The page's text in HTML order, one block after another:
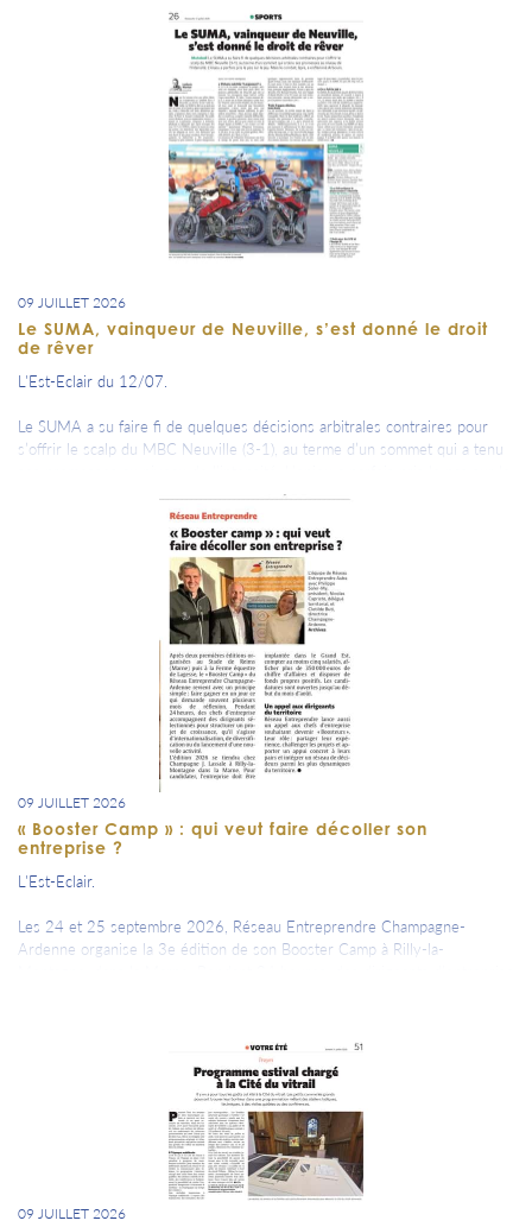
09 JUILLET 2026
Le SUMA, vainqueur de Neuville, s’est donné le droit
de rêver
L'Est-Eclair du 12/07.
Le SUMA a su faire fi de quelques décisions arbitrales contraires pour
s’offrir le scalp du MBC Neuville (3-1), au terme d’un sommet qui a tenu
jeu. Mais le combat, âpre, a enflammé Arbouin. Et le SUMA s’est
rapproché du titre de champion.
09 JUILLET 2026
« Booster Camp » : qui veut faire décoller son
entreprise ?
L'Est-Eclair.
Les 24 et 25 septembre 2026, Réseau Entreprendre Champagne-
Ardenne organise la 3e édition de son Booster Camp à Rilly-la-
09 JUILLET 2026